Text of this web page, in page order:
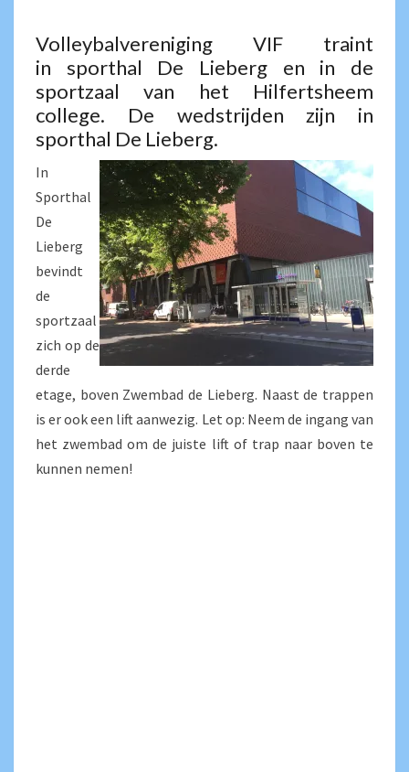
Volleybalvereniging VIF traint
in sporthal De Lieberg en in de
sportzaal van het Hilfertsheem
college. De wedstrijden zijn in
sporthal De Lieberg.
In
Sporthal
De
Lieberg
bevindt
de
sportzaal
zich op de
derde
etage, boven Zwembad de Lieberg. Naast de trappen
is er ook een lift aanwezig. Let op: Neem de ingang van
het zwembad om de juiste lift of trap naar boven te
kunnen nemen!